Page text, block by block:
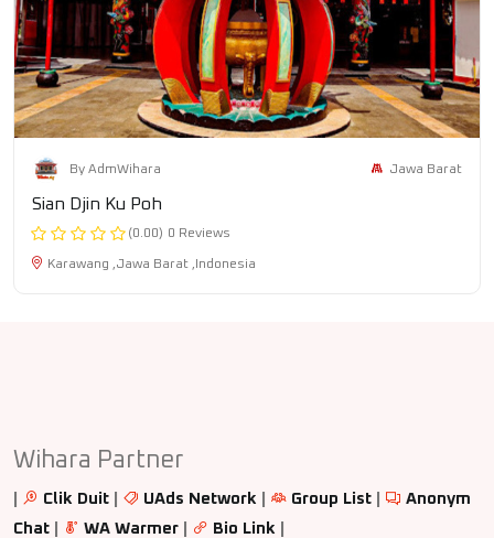
By AdmWihara Jawa Barat
Sian Djin Ku Poh
(0.00) 0 Reviews
Karawang ,Jawa Barat ,Indonesia
Wihara Partner
Clik Duit UAds Network Group List
Anonym
Chat
WA Warmer Bio Link